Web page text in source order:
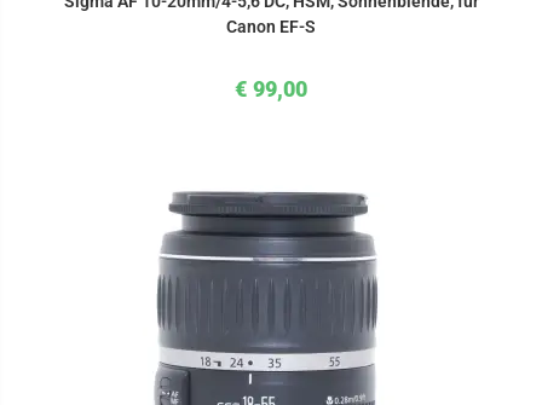
Canon EF-S
€ 99,00